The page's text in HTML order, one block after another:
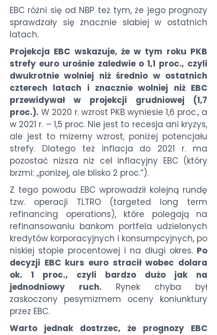
EBC różni się od NBP też tym, że jego prognozy
sprawdzały się znacznie słabiej w ostatnich
latach.
Projekcja EBC wskazuje, że w tym roku PKB
strefy euro urośnie zaledwie o 1,1 proc., czyli
dwukrotnie wolniej niż średnio w ostatnich
czterech latach i znacznie wolniej niż EBC
przewidywał w projekcji grudniowej (1,7
proc.). W 2020 r. wzrost PKB wyniesie 1,6 proc., a
w 2021 r. – 1,5 proc. Nie jest to recesja ani kryzys,
ale jest to mizerny wzrost, poniżej potencjału
strefy. Dlatego też inflacja do 2021 r. ma
pozostać niższa niż cel inflacyjny EBC (który
brzmi: „poniżej, ale blisko 2 proc.”).
Z tego powodu EBC wprowadził kolejną rundę
tzw. operacji TLTRO (targeted long term
refinancing operations), które polegają na
refinansowaniu bankom portfela udzielonych
kredytów korporacyjnych i konsumpcyjnych, po
niskiej stopie procentowej i na długi okres. Po
decyzji EBC kurs euro stracił wobec dolara
ok. 1 proc., czyli bardzo dużo jak na
jednodniowy ruch. Rynek chyba był
zaskoczony pesymizmem oceny koniunktury
przez EBC.
Warto jednak dostrzec, że prognozy EBC